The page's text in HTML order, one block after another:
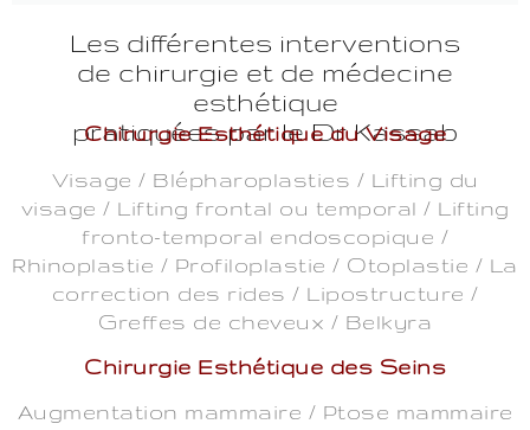
Les différentes interventions
de chirurgie et de médecine
esthétique
pratiquées par le Dr Kassab
Chirurgie Esthétique du Visage
Visage / Blépharoplasties / Lifting du
visage / Lifting frontal ou temporal / Lifting
fronto-temporal endoscopique /
Rhinoplastie / Profiloplastie / Otoplastie / La
correction des rides / Lipostructure /
Greffes de cheveux / Belkyra
Chirurgie Esthétique des Seins
Augmentation mammaire / Ptose mammaire